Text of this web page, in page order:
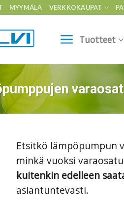
MYYMÄLÄ VERKKOKAUPAT
Tuotteet
Etsitkö lämpöpumpun
minkä vuoksi
kuitenkin edelleen
asiantuntevasti.